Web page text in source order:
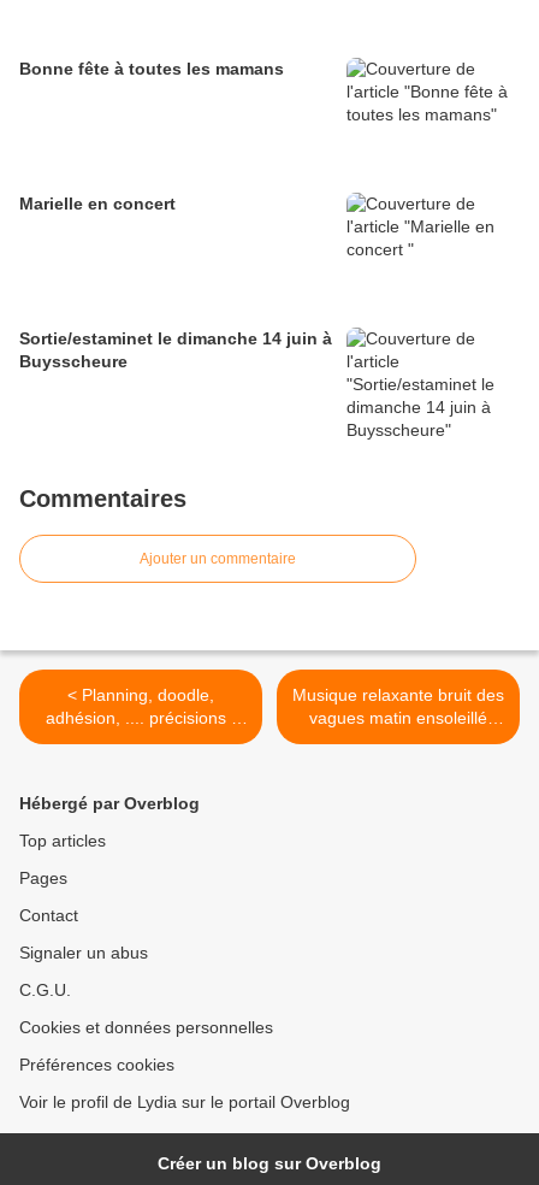
Bonne fête à toutes les mamans
Marielle en concert
Sortie/estaminet le dimanche 14 juin à
Buysscheure
Commentaires
Ajouter un commentaire
< Planning, doodle,
adhésion, .... précisions !
......
Musique relaxante bruit des
vagues matin ensoleillé
pause de 60 min cadeau
Hébergé par Overblog
Top articles
Pages
Contact
Signaler un abus
C.G.U.
Cookies et données personnelles
Préférences cookies
Voir le profil de Lydia sur le portail Overblog
Créer un blog sur Overblog